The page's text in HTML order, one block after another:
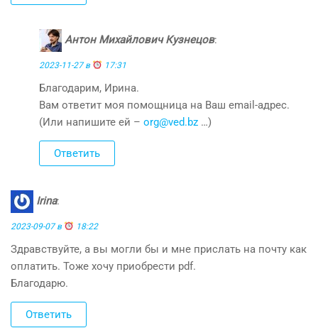
Антон Михайлович Кузнецов:
2023-11-27 в 17:31
Благодарим, Ирина.
Вам ответит моя помощница на Ваш email-адрес.
(Или напишите ей – org@ved.bz …)
Ответить
Irina:
2023-09-07 в 18:22
Здравствуйте, а вы могли бы и мне прислать на почту как
оплатить. Тоже хочу приобрести pdf.
Благодарю.
Ответить